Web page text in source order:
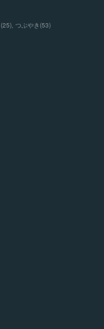
(25) つぶやき (53)